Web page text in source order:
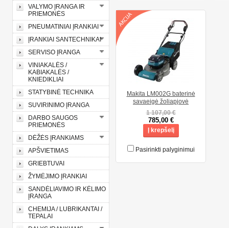
VALYMO ĮRANGA IR
PRIEMONĖS
PNEUMATINIAI ĮRANKIAI
ĮRANKIAI SANTECHNIKAI
SERVISO ĮRANGA
VINIAKALĖS /
KABIAKALĖS /
KNIEDIKLIAI
STATYBINĖ TECHNIKA
SUVIRINIMO ĮRANGA
DARBO SAUGOS
PRIEMONĖS
DĖŽĖS ĮRANKIAMS
APŠVIETIMAS
GRIEBTUVAI
ŽYMĖJIMO ĮRANKIAI
SANDĖLIAVIMO IR KĖLIMO
ĮRANGA
CHEMIJA / LUBRIKANTAI /
TEPALAI
Makita LM002G baterinė
savaeigė žoliapjovė
1 107,00 €
785,00 €
Į krepšelį
Pasirinkti palyginimui